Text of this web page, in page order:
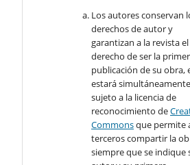
Los autores conservan
derechos de autor y
garantizan a la revista el
derecho de ser la
publicación de su obra,
estará
sujeto a la licencia de
reconocimiento de
Commonsque permite
terceros compartir la
siempre que se indique